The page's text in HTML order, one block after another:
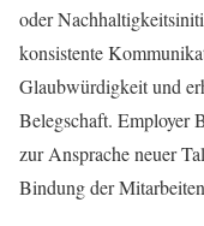
oder
konsistente
Glaubwürdigkeit und
Belegschaft. Employer
zur Ansprache neuer
Bindung der